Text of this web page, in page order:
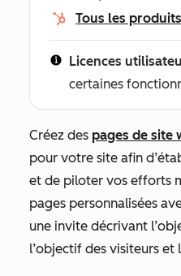
Tous les
Licences
certaines
Créez des pages de site
pour votre site afin
et de piloter vos efforts
pages personnalisées
une invite décrivant
l’objectif des visiteurs et